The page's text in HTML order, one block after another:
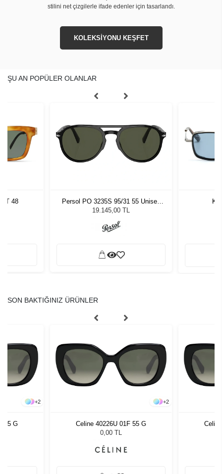
stilini net çizgilerle ifade edenler için tasarlandı.
KOLEKSİYONU KEŞFET
ŞU AN POPÜLER OLANLAR
48
Persol PO 3235S 95/31 55 Unisex
Güneş Gözlüğü
19.145,00 TL
SON BAKTIĞINIZ ÜRÜNLER
+2
55 G
+2
Celine 40226U 01F 55 G
0,00 TL